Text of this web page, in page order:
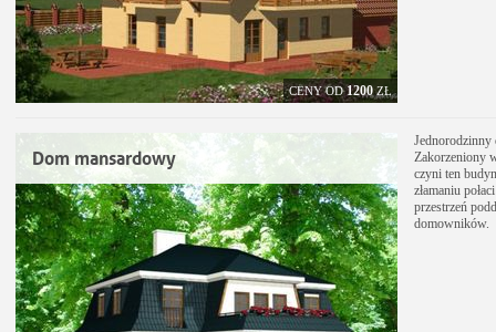
CENY OD1200ZŁ
Dom mansardowy
Jednorodzinny
Zakorzeniony
czyni ten
złamaniu
przestrzeń
domowników.